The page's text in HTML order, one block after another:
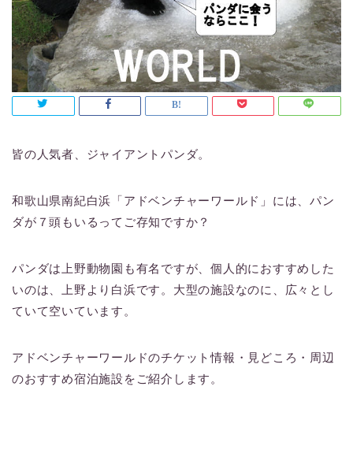
皆の人気者、ジャイアントパンダ。
和歌山県南紀白浜「アドベンチャーワールド」には、パン
ダが７頭もいるってご存知ですか？
パンダは上野動物園も有名ですが、個人的におすすめした
いのは、上野より白浜です。大型の施設なのに、広々とし
ていて空いています。
アドベンチャーワールドのチケット情報・見どころ・周辺
のおすすめ宿泊施設をご紹介します。